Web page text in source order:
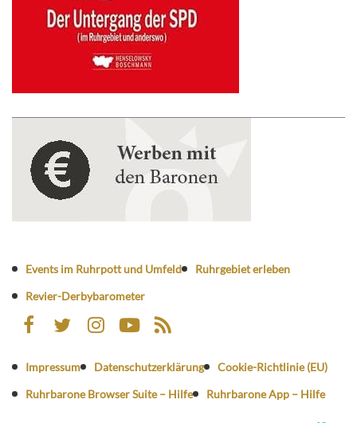
Events im Ruhrpott und Umfeld
Ruhrgebiet erleben
Revier-Derbybarometer
Impressum Datenschutzerklärung
Cookie-Richtlinie (EU)
Ruhrbarone Browser Suite – Hilfe
Ruhrbarone App – Hilfe